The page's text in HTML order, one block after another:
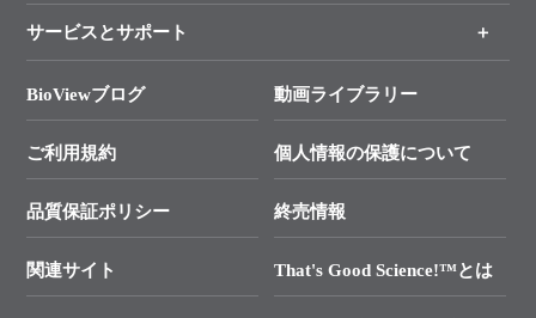
タカラバイオ各種会員募集のお知らせ
終売製品のお知らせ
価格改定のご案内
技術セミナーのご案内
タカラバイオ発表文献
リアルタイムPCR実験のススメ
幹細胞・再生医療研究ガイド
クローニング実験ガイド
SMARTer NGSポータルサイト
プライマー設計
サービスとサポート
総合お問い合わせ
├ 実験コンシェルジュ
├ 受託サービスお問い合わせ
BioViewブログ 動画ライブラリー
ご利用規約 個人情報の保護について
品質保証ポリシー 終売情報
関連サイト That's Good Science!™とは